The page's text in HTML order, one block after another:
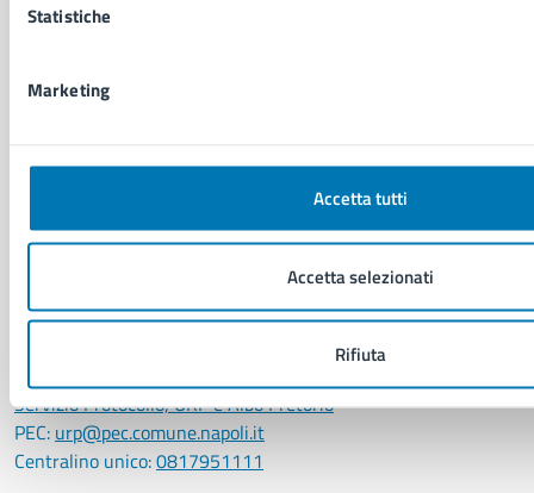
Statistiche
Marketing
Accetta tutti
Accetta selezionati
Rifiuta
Luoghi
Elenco libri
CONTATTI
Palazzo San Giacomo, Piazza Municipio - 80133
CF: 80014890638
Servizio Protocollo, URP e Albo Pretorio
PEC: urp@pec.comune.napoli.it
Centralino unico:0817951111